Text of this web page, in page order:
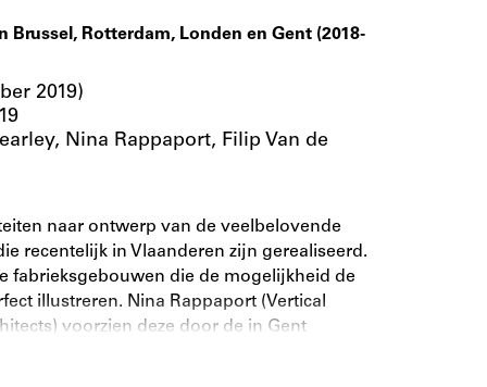
Rotterdam, Londen en Gent (2018-
2019)
Nina Rappaport, Filip Van de
naar ontwerp van de veelbelovende
recentelijk in Vlaanderen zijn gerealiseerd.
fabrieksgebouwen die de mogelijkheid de
illustreren. Nina Rappaport (Vertical
voorzien deze door de in Gent